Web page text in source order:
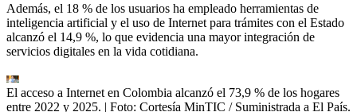
Además, el 18 % de los usuarios ha empleado herramientas de
inteligencia artificial y el uso de Internet para trámites con el Estado
alcanzó el 14,9 %, lo que evidencia una mayor integración de
servicios digitales en la vida cotidiana.
El acceso a Internet en Colombia alcanzó el 73,9 % de los hogares
entre 2022 y 2025. | Foto: Cortesía MinTIC / Suministrada a El País.